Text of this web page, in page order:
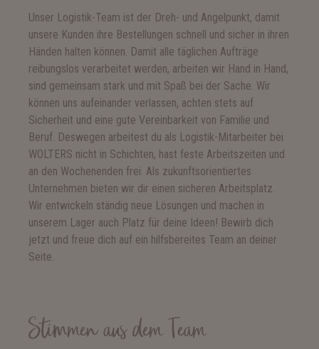
Unser Logistik-Team ist der Dreh- und Angelpunkt, damit
unsere Kunden ihre Bestellungen schnell und sicher in ihren
Händen halten können. Damit alle täglichen Aufträge
reibungslos verarbeitet werden, arbeiten wir Hand in Hand,
sind gemeinsam stark und mit Spaß bei der Sache. Wir
können uns aufeinander verlassen, achten stets auf
Sicherheit und eine gute Vereinbarkeit von Familie und
Beruf. Deswegen arbeitest du als Logistik-Mitarbeiter bei
WOLTERS nicht in Schichten, hast feste Arbeitszeiten und
an den Wochenenden frei. Als zukunftsorientiertes
Unternehmen bieten wir dir einen sicheren Arbeitsplatz.
Wir entwickeln ständig neue Lösungen und machen in
unserem Lager auch Platz für deine Ideen! Bewirb dich
jetzt und freue dich auf ein hilfsbereites Team an deiner
Seite.
Stimmen aus dem Team